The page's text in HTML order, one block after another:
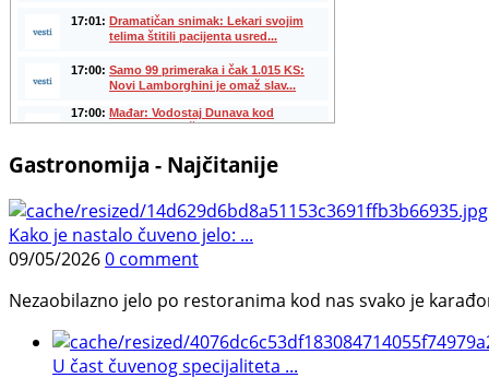
Gastronomija - Najčitanije
Kako je nastalo čuveno jelo: ...
09/05/20260 comment
Nezaobilazno jelo po restoranima kod nas svako je
U čast čuvenog specijaliteta ...